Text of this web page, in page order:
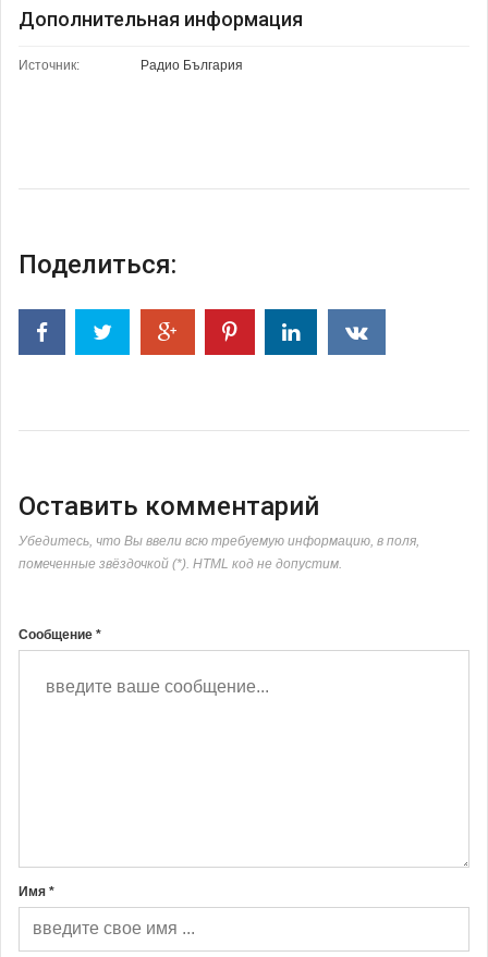
Дополнительная информация
Источник: Радио България
Поделиться:
Оставить комментарий
Убедитесь, что Вы ввели всю требуемую информацию, в поля,
помеченные звёздочкой (*). HTML код не допустим.
Сообщение *
Имя *